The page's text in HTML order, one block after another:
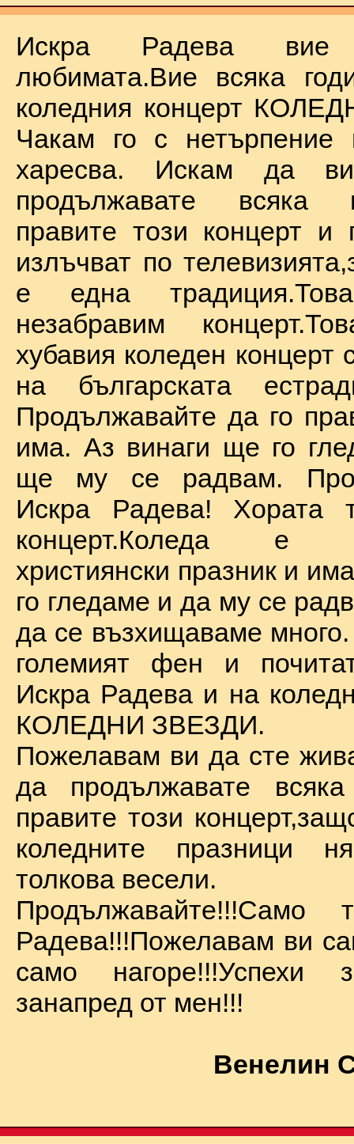
Искра Радева
любимата.Вие всяка
коледния концерт
Чакам го с
харесва. Искам да
продължавате всяка
правите този концерт и
излъчват по
е една
незабравим
хубавия коледен концерт
на българската
Продължавайте да го
има. Аз винаги ще го
ще му се радвам.
Искра Радева! Хората
концерт.Коледа е
християнски празник и
го гледаме и да му се
да се възхищаваме
големият фен и
Искра Радева и на
КОЛЕДНИ ЗВЕЗДИ.
Пожелавам ви да сте
да продължавате
правите този
коледните празници
толкова весели.
Продължавайте!!!Само
Радева!!!Пожелавам ви
само
занапред от мен!!!
Венелин